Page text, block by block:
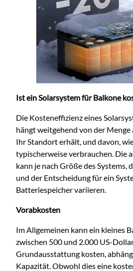
Ist ein Solarsystem für Balkone
Die Kosteneffizienz eines
hängt weitgehend von der Menge
Ihr Standort erhält, und davon,
typischerweise verbrauchen. Die
kann je nach Größe des Systems,
und der Entscheidung für ein
Batteriespeicher variieren.
Vorabkosten
Im Allgemeinen kann ein kleines
zwischen 500 und 2.000 US-
Grundausstattung kosten,
Kapazität. Obwohl dies eine